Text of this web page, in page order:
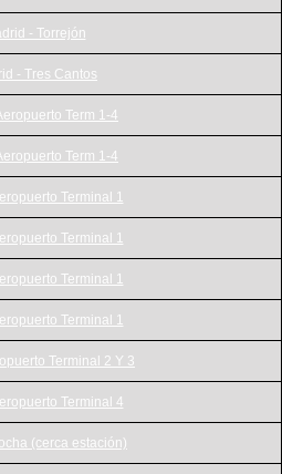
- Torrejón
- Tres Cantos
Term 1-4
Term 1-4
Terminal 1
Terminal 1
Terminal 1
Terminal 1
Terminal 2 Y 3
Terminal 4
(cerca estación)